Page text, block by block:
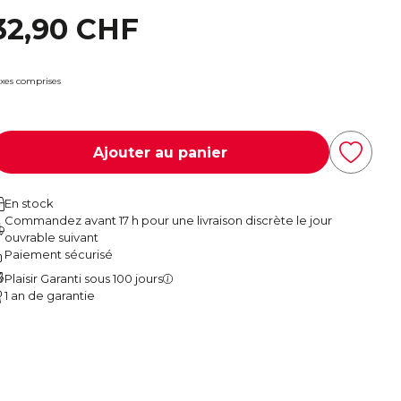
CHF
comprises
Ajouter au panier
En stock
Commandez avant 17 h pour une livraison discrète le jour
ouvrable suivant
Paiement sécurisé
Plaisir Garanti sous 100 jours
1 an de garantie